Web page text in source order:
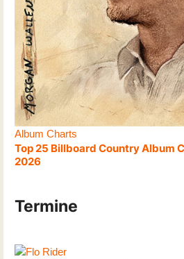
Album Charts
Top 25 Billboard Country Album
2026
Termine